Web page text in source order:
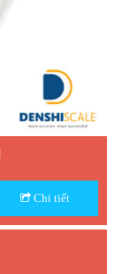
Chi tiết